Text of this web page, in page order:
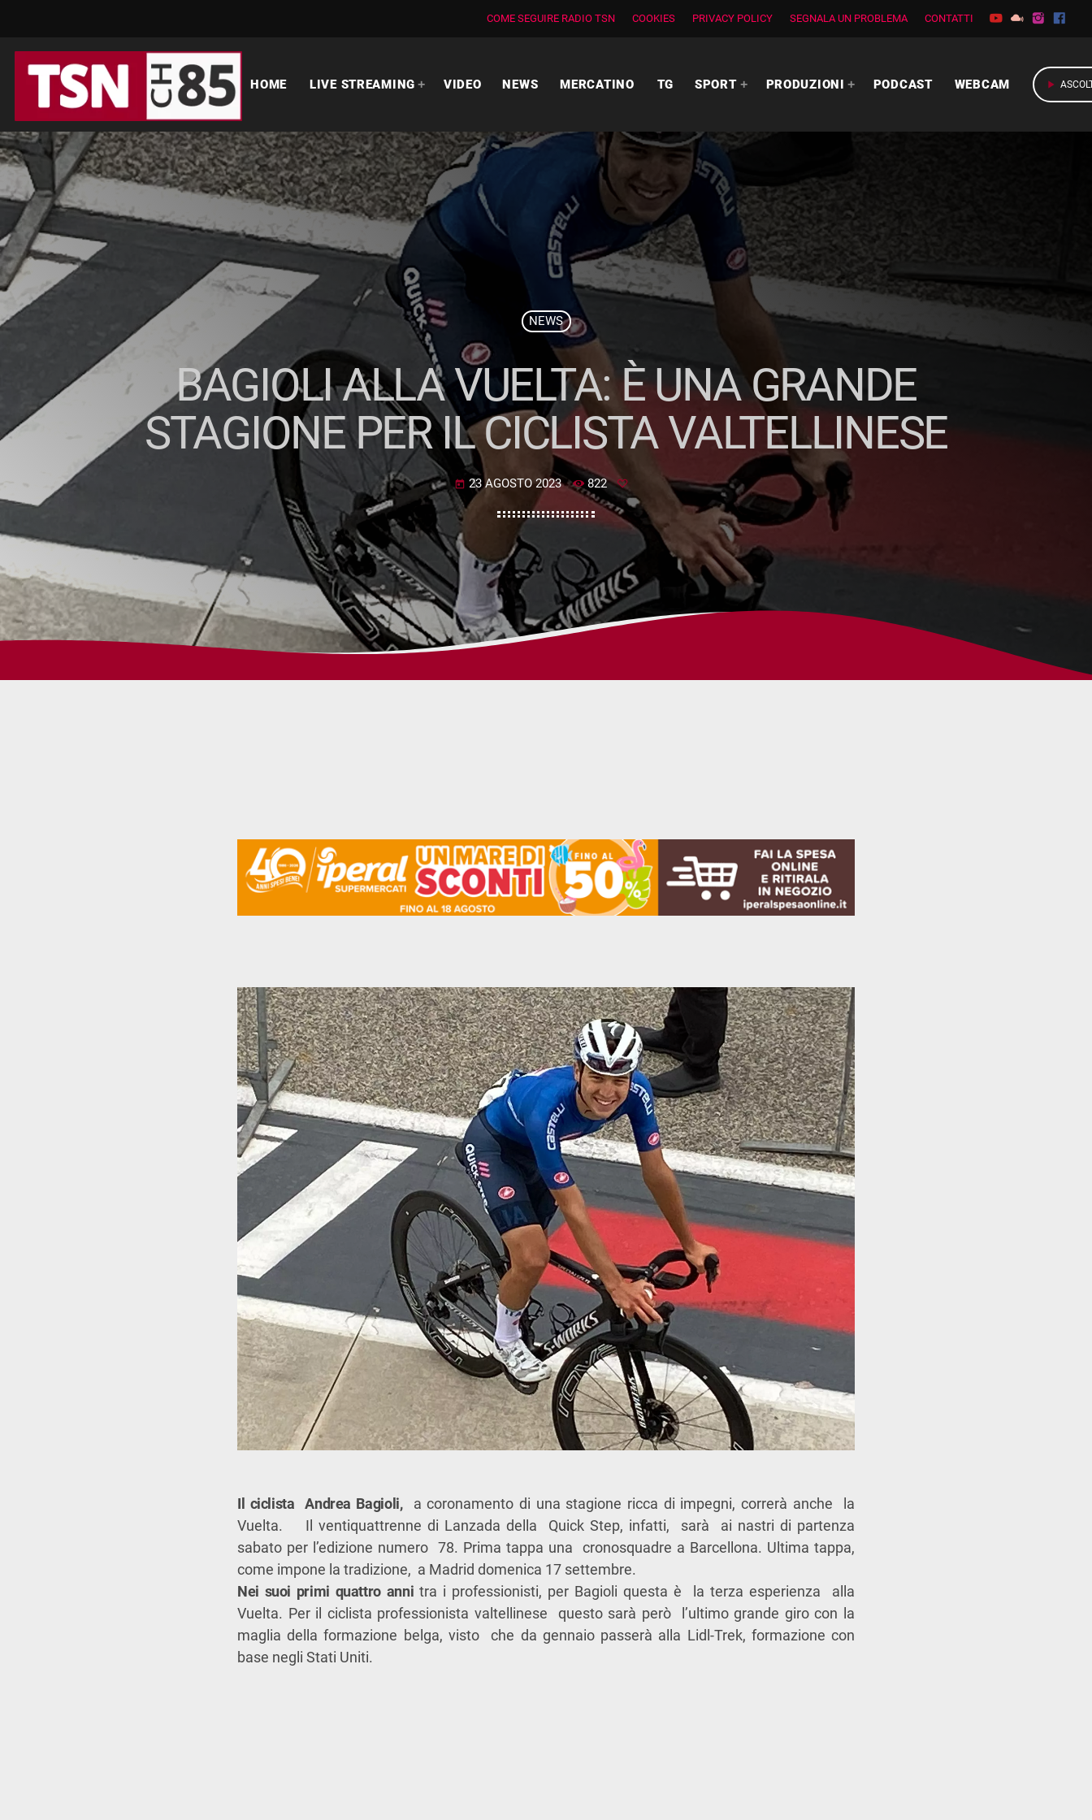
COME SEGUIRE RADIO TSN COOKIES PRIVACY POLICY SEGNALA UN PROBLEMA CONTATTI
HOME LIVE STREAMING VIDEO NEWS MERCATINO TG SPORT PRODUZIONI PODCAST WEBCAM play_arrow
NEWS
BAGIOLI ALLA VUELTA: È UNA GRANDE
STAGIONE PER IL CICLISTA VALTELLINESE
today 23 AGOSTO 2023 822
Il ciclista Andrea Bagioli,a coronamento di una stagione ricca di impegni, correrà anche la
Vuelta. Il ventiquattrenne di Lanzada della Quick Step, infatti, sarà ai nastri di partenza
sabato per l’edizione numero 78. Prima tappa una cronosquadre a Barcellona. Ultima tappa,
come impone la tradizione, a Madrid domenica 17 settembre.
Nei suoi primi quattro anni tra i professionisti, per Bagioli questa è la terza esperienza alla
Vuelta. Per il ciclista professionista valtellinese questo sarà però l’ultimo grande giro con la
maglia della formazione belga, visto che da gennaio passerà alla Lidl-Trek, formazione con
base negli Stati Uniti.